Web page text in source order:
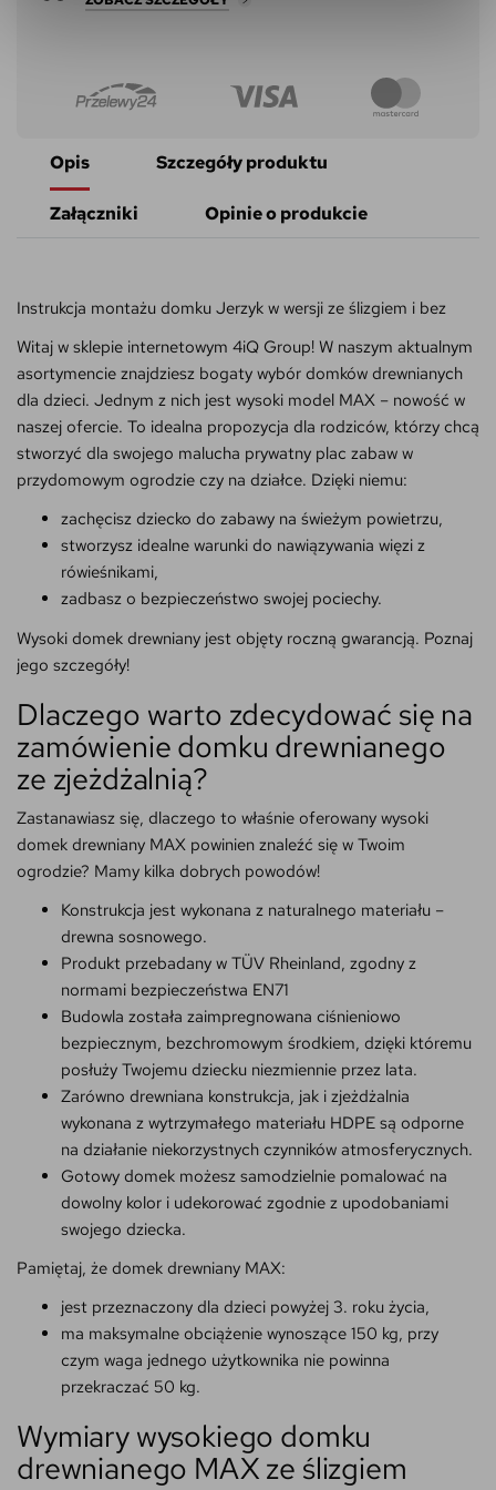
Opis Szczegóły produktu
Załączniki Opinie o produkcie
Instrukcja montażu domku Jerzyk w wersji ze ślizgiem i bez
Witaj w sklepie internetowym 4iQ Group! W naszym aktualnym
asortymencie znajdziesz bogaty wybór domków drewnianych
dla dzieci. Jednym z nich jest wysoki model MAX – nowość w
naszej ofercie. To idealna propozycja dla rodziców, którzy chcą
stworzyć dla swojego malucha prywatny plac zabaw w
przydomowym ogrodzie czy na działce. Dzięki niemu:
zachęcisz dziecko do zabawy na świeżym powietrzu,
stworzysz idealne warunki do nawiązywania więzi z
rówieśnikami,
zadbasz o bezpieczeństwo swojej pociechy.
Wysoki domek drewniany jest objęty roczną gwarancją. Poznaj
jego szczegóły!
Dlaczego warto zdecydować się na
zamówienie domku drewnianego
ze zjeżdżalnią?
Zastanawiasz się, dlaczego to właśnie oferowany wysoki
domek drewniany MAX powinien znaleźć się w Twoim
ogrodzie? Mamy kilka dobrych powodów!
Konstrukcja jest wykonana z naturalnego materiału –
drewna sosnowego.
Produkt przebadany w TÜV Rheinland, zgodny z
normami bezpieczeństwa EN71
Budowla została zaimpregnowana ciśnieniowo
bezpiecznym, bezchromowym środkiem, dzięki któremu
posłuży Twojemu dziecku niezmiennie przez lata.
Zarówno drewniana konstrukcja, jak i zjeżdżalnia
wykonana z wytrzymałego materiału HDPE są odporne
na działanie niekorzystnych czynników atmosferycznych.
Gotowy domek możesz samodzielnie pomalować na
dowolny kolor i udekorować zgodnie z upodobaniami
swojego dziecka.
Pamiętaj, że domek drewniany MAX:
jest przeznaczony dla dzieci powyżej 3. roku życia,
ma maksymalne obciążenie wynoszące 150 kg, przy
czym waga jednego użytkownika nie powinna
przekraczać 50 kg.
Wymiary wysokiego domku
drewnianego MAX ze ślizgiem